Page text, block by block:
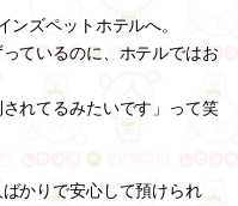
ンズペットホテルへ。
ているのに、ホテルではお
れてるみたいです」って笑
かりで安心して預けられ